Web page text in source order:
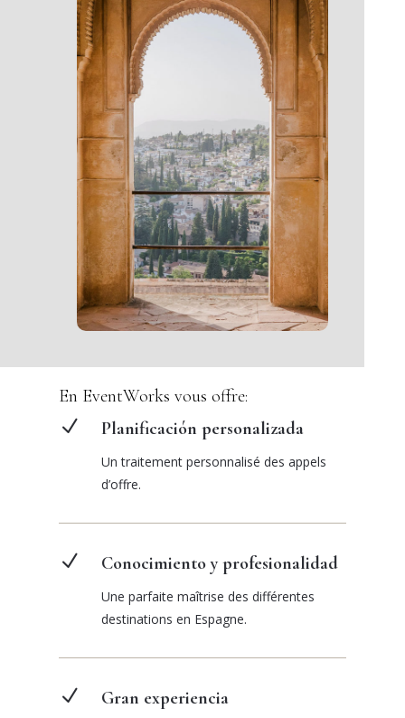
En EventWorks vous offre:
N Planificación personalizada
Un traitement personnalisé des appels
d’offre.
N Conocimiento y profesionalidad
Une parfaite maîtrise des différentes
destinations en Espagne.
N Gran experiencia